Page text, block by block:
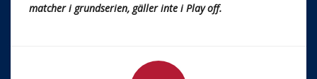
matcher i grundserien, gäller inte i Play off.